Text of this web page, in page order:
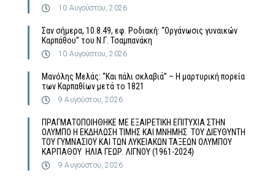
10 Αυγούστου, 2026
Σαν σήμερα, 10.8.49, εφ. Ροδιακή: “Οργάνωσις γυναικών
Καρπάθου” του Ν.Γ. Τσαμπανάκη
10 Αυγούστου, 2026
Μανόλης Μελάς: “Και πάλι σκλαβιά” – Η μαρτυρική πορεία
των Καρπαθίων μετά το 1821
9 Αυγούστου, 2026
ΠΡΑΓΜΑΤΟΠΟΙΗΘΗΚΕ ΜΕ ΕΞΑΙΡΕΤΙΚΗ ΕΠΙΤΥΧΙΑ ΣΤΗΝ
ΟΛΥΜΠΟ Η ΕΚΔΗΛΩΣΗ ΤΙΜΗΣ ΚΑΙ ΜΝΗΜΗΣ ΤΟΥ ΔΙΕΥΘΥΝΤΗ
ΤΟΥ ΓΥΜΝΑΣΙΟΥ ΚΑΙ ΤΩΝ ΛΥΚΕΙΑΚΩΝ ΤΑΞΕΩΝ ΟΛΥΜΠΟΥ
ΚΑΡΠΑΘΟΥ ΗΛΙΑ ΓΕΩΡ. ΛΙΓΝΟΥ (1961-2024)
9 Αυγούστου, 2026